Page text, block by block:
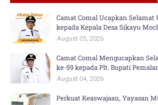
Camat Comal Ucapkan Selamat
kepada Kepala Desa Sikayu
August 05, 2026
Camat Comal Mengucapkan
ke-59 kepada Plt. Bupati
August 04, 2026
Perkuat Keaswajaan, Yayasan